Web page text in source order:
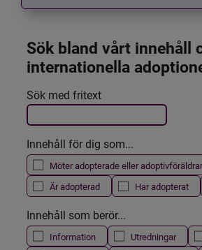
Sök bland vårt innehåll
internationella
Filtrera resultatet
Det här formuläret postas
Sök med fritext
Innehåll för dig som...
Möter adopterade eller
Är adopterad
Har adopterat
Innehåll som berör...
Information Utredningar